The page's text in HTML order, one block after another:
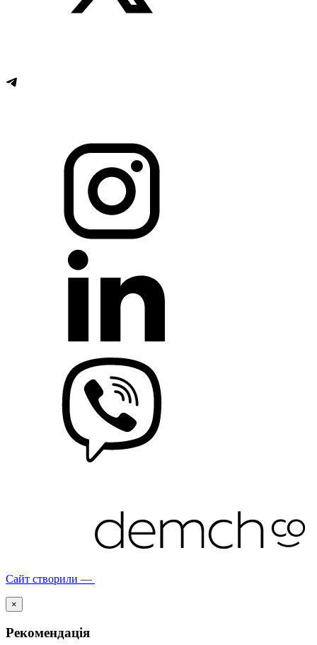
Сайт створили —
×
Рекомендація